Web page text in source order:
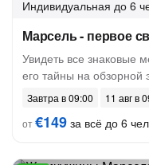
Индивидуальная до 6
Марсель - первое
Увидеть все знаковые
его тайны на обзорной
Завтра в 09:00
11 авг в
от€149 за всё до 6